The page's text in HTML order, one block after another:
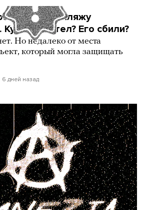
попал по пляжу
он летел? Его сбили?
Но недалеко от места
который могла защищать
6 дней назад